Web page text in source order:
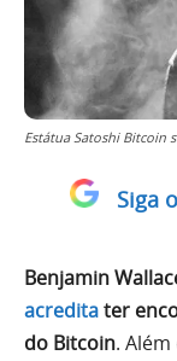
Estátua Satoshi Bitcoin
Siga
Benjamin
acreditater
do Bitcoin.